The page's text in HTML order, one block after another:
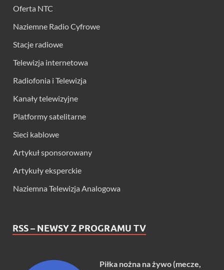
Oferta NTC
Naziemne Radio Cyfrowe
Stacje radiowe
Telewizja internetowa
Radiofonia i Telewizja
Kanały telewizyjne
Platformy satelitarne
Sieci kablowe
Artykuł sponsorowany
Artykuły eksperckie
Naziemna Telewizja Analogowa
RSS – NEWSY Z PROGRAMU TV
Piłka nożna na żywo (mecze,